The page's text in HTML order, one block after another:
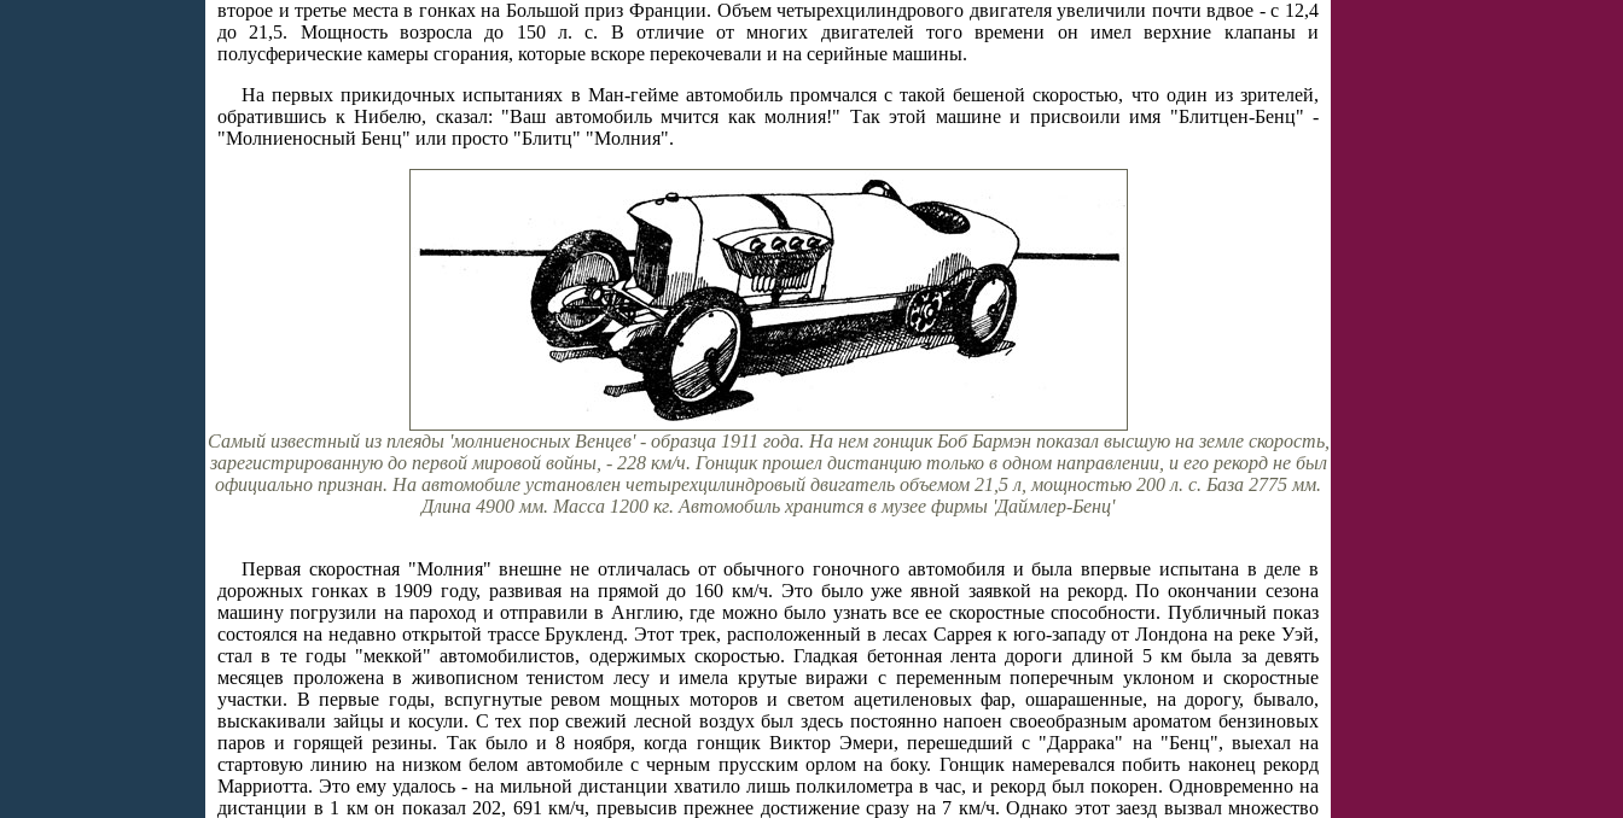
второе и третье места в гонках на Большой приз Франции. Объем четырехцилиндрового двигателя увеличили почти вдвое - с 12,4
до 21,5. Мощность возросла до 150 л. с. В отличие от многих двигателей того времени он имел верхние клапаны и
полусферические камеры сгорания, которые вскоре перекочевали и на серийные машины.
На первых прикидочных испытаниях в Ман-гейме автомобиль промчался с такой бешеной скоростью, что один из зрителей,
обратившись к Нибелю, сказал: "Ваш автомобиль мчится как молния!" Так этой машине и присвоили имя "Блитцен-Бенц" -
"Молниеносный Бенц" или просто "Блитц" "Молния".
Самый известный из плеяды 'молниеносных Венцев' - образца 1911 года. На нем гонщик Боб Бармэн показал высшую на земле скорость,
зарегистрированную до первой мировой войны, - 228 км/ч. Гонщик прошел дистанцию только в одном направлении, и его рекорд не был
официально признан. На автомобиле установлен четырехцилиндровый двигатель объемом 21,5 л, мощностью 200 л. с. База 2775 мм.
Длина 4900 мм. Масса 1200 кг. Автомобиль хранится в музее фирмы 'Даймлер-Бенц'
Первая скоростная "Молния" внешне не отличалась от обычного гоночного автомобиля и была впервые испытана в деле в
дорожных гонках в 1909 году, развивая на прямой до 160 км/ч. Это было уже явной заявкой на рекорд. По окончании сезона
машину погрузили на пароход и отправили в Англию, где можно было узнать все ее скоростные способности. Публичный показ
состоялся на недавно открытой трассе Брукленд. Этот трек, расположенный в лесах Саррея к юго-западу от Лондона на реке Уэй,
стал в те годы "меккой" автомобилистов, одержимых скоростью. Гладкая бетонная лента дороги длиной 5 км была за девять
месяцев проложена в живописном тенистом лесу и имела крутые виражи с переменным поперечным уклоном и скоростные
участки. В первые годы, вспугнутые ревом мощных моторов и светом ацетиленовых фар, ошарашенные, на дорогу, бывало,
выскакивали зайцы и косули. С тех пор свежий лесной воздух был здесь постоянно напоен своеобразным ароматом бензиновых
паров и горящей резины. Так было и 8 ноября, когда гонщик Виктор Эмери, перешедший с "Даррака" на "Бенц", выехал на
стартовую линию на низком белом автомобиле с черным прусским орлом на боку. Гонщик намеревался побить наконец рекорд
Марриотта. Это ему удалось - на мильной дистанции хватило лишь полкилометра в час, и рекорд был покорен. Одновременно на
дистанции в 1 км он показал 202, 691 км/ч, превысив прежнее достижение сразу на 7 км/ч. Однако этот заезд вызвал множество